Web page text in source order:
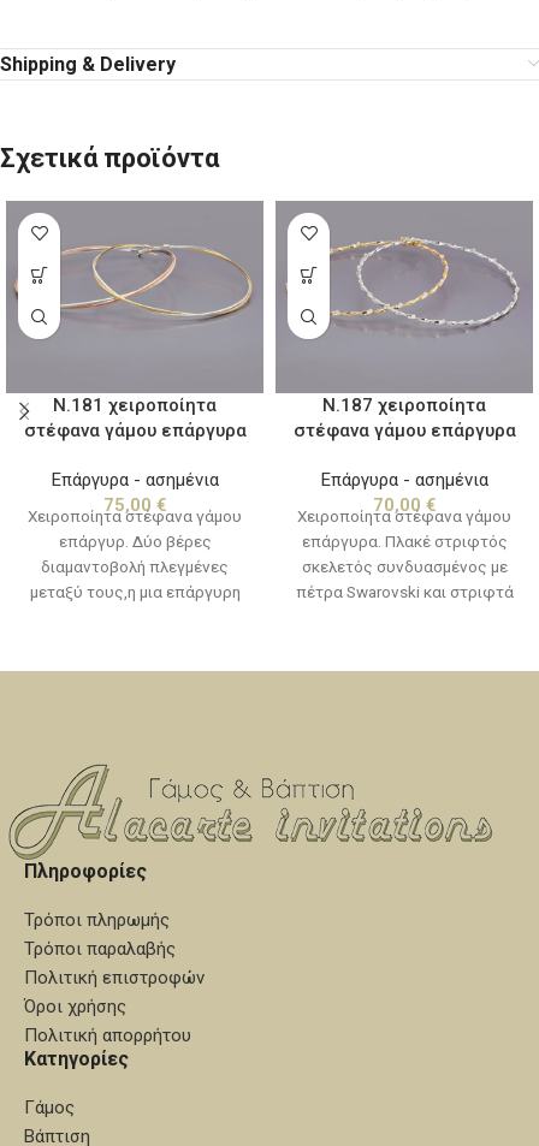
Shipping & Delivery
Σχετικά προϊόντα
Ν.181 χειροποίητα
στέφανα γάμου επάργυρα
Επάργυρα - ασημένια
75,00 €
Χειροποίητα στέφανα γάμου
επάργυρ. Δύο βέρες
διαμαντοβολή πλεγμένες
μεταξύ τους,η μια επάργυρη
συνοδεύονται απο
με κορδέλες πολυτελείας. Για
κατασκευή από καθαρό ασήμι
επικοινωνήστε μαζί μας.
Ν.187 χειροποίητα
στέφανα γάμου επάργυρα
Επάργυρα - ασημένια
70,00 €
Χειροποίητα στέφανα γάμου
επάργυρα. Πλακέ στριφτός
σκελετός συνδυασμένος με
πέτρα Swarovski και στριφτά
χειροποίητες καρφίτσες για
επικοινωνήστε μαζί μας.
Πληροφορίες
Τρόποι πληρωμής
Τρόποι παραλαβής
Πολιτική επιστροφών
Όροι χρήσης
Πολιτική απορρήτου
Κατηγορίες
Γάμος
Βάπτιση